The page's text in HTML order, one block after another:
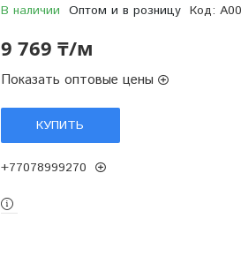
В наличии Оптом и в розницу Код:
9 769 ₸/м
Показать оптовые цены
КУПИТЬ
+77078999270